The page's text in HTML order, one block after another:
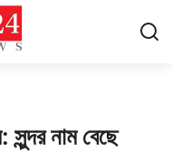
নাম বেছে